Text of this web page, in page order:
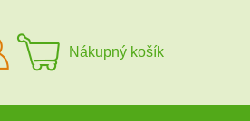
Prihlásiť
sa
Nákupný košík